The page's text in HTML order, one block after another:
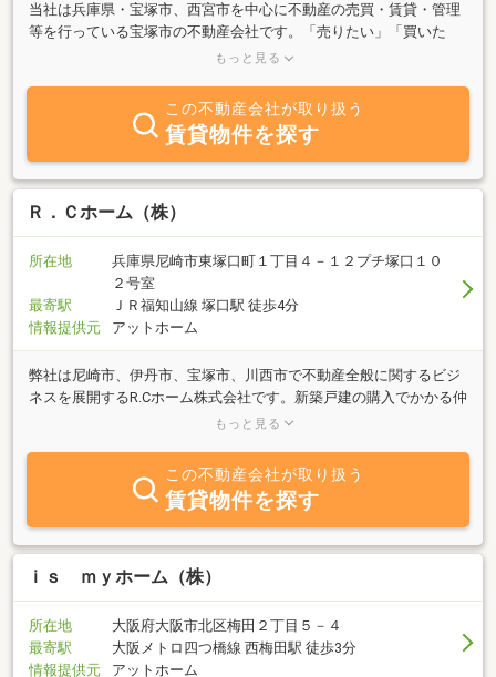
当社は兵庫県・宝塚市、西宮市を中心に不動産の売買・賃貸・管理
等を行っている宝塚市の不動産会社です。「売りたい」「買いた
い」「借りたい」御希望の方、不動産に関する質問は何でも気軽に
たスピーディーな対応を心がけております。宝塚市の不動産、西宮
市の不動産情報は、宝塚市の不動産会社・アルプスホームにお任せ
もっと見る
この不動産会社が取り扱う
賃貸物件を探す
Ｒ．Ｃホーム（株）
所在地
兵庫県尼崎市東塚口町１丁目４－１２プチ塚口１０
２号室
最寄駅
ＪＲ福知山線 塚口駅 徒歩4分
情報提供元
アットホーム
弊社は尼崎市、伊丹市、宝塚市、川西市で不動産全般に関するビジ
ネスを展開するR.Cホーム株式会社です。新築戸建の購入でかかる仲
介手数料を当社では無料でお取引き可能な物件を多数取り扱ってお
要で買取させて頂きます。この物件はどうかなと思った際は一度ご
もっと見る
この不動産会社が取り扱う
賃貸物件を探す
ｉｓ ｍｙホーム（株）
所在地
大阪府大阪市北区梅田２丁目５－４
最寄駅
大阪メトロ四つ橋線 西梅田駅 徒歩3分
情報提供元
アットホーム